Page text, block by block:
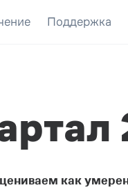
Поддержка
как